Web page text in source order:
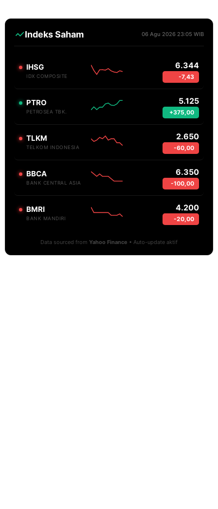
Indeks Saham 06 Agu 2026 23:05 WIB
IHSG
IDX COMPOSITE
6.344
-7,43
PTRO
PETROSEA TBK.
5.125
+375,00
TLKM
TELKOM INDONESIA
2.650
-60,00
BBCA
BANK CENTRAL ASIA
6.350
-100,00
BMRI
BANK MANDIRI
4.200
-20,00
Data sourced from Yahoo Finance • Auto-update aktif